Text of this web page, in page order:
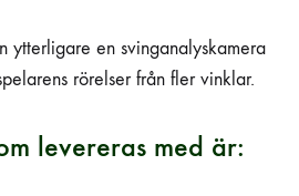
ytterligare en svinganalyskamera
rörelser från fler vinklar.
levereras med är: